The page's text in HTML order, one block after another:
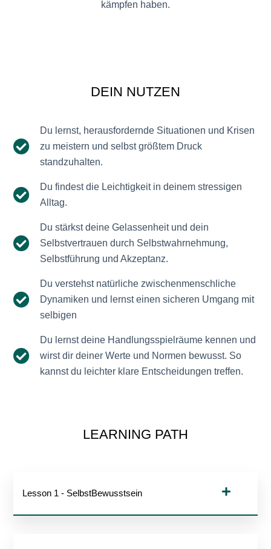
kämpfen haben.
DEIN NUTZEN
Du lernst, herausfordernde Situationen und Krisen
zu meistern und selbst größtem Druck
standzuhalten.
Du findest die Leichtigkeit in deinem stressigen
Alltag.
Du stärkst deine Gelassenheit und dein
Selbstvertrauen durch Selbstwahrnehmung,
Selbstführung und Akzeptanz.
Du verstehst natürliche zwischenmenschliche
Dynamiken und lernst einen sicheren Umgang mit
selbigen
Du lernst deine Handlungsspielräume kennen und
wirst dir deiner Werte und Normen bewusst. So
kannst du leichter klare Entscheidungen treffen.
LEARNING PATH
Lesson 1 - SelbstBewusstsein